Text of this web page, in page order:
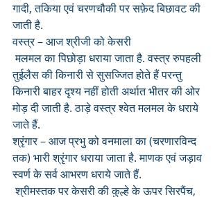
गादी, तकिया एवं चरणचौकी पर सफ़ेद बिछावट की
जाती है.
वस्त्र – आज श्रीजी को केसरी
मलमल का पिछोड़ा धराया जाता है. वस्त्र रुपहली
तुईलैस की किनारी से सुसज्जित होते हैं परन्तु
किनारी बाहर दृश्य नहीं होती अर्थात भीतर की ओर
मोड़ दी जाती है. ठाड़े वस्त्र श्वेत मलमल के धराये
जाते हैं.
श्रृंगार – आज प्रभु को वनमाला का (चरणारविन्द
तक) भारी श्रृंगार धराया जाता है. माणक एवं जड़ाव
स्वर्ण के सर्व आभरण धराये जाते हैं.
श्रीमस्तक पर केसरी की कुल्हे के ऊपर सिरपैंच,